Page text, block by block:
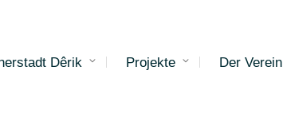
Dêrik Projekte Der Verein